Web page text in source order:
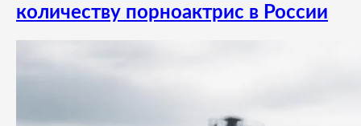
количеству порноактрис в России